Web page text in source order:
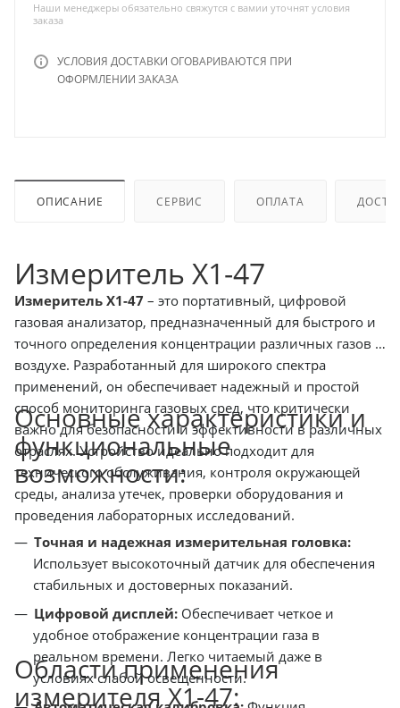
Наши менеджеры обязательно свяжутся с вамии уточнят условия
заказа
УСЛОВИЯ ДОСТАВКИ ОГОВАРИВАЮТСЯ ПРИ
ОФОРМЛЕНИИ ЗАКАЗА
ОПИСАНИЕ СЕРВИС ОПЛАТА
Измеритель Х1-47
Измеритель Х1-47 – это портативный, цифровой
газовая анализатор, предназначенный для быстрого и
точного определения концентрации различных газов в
воздухе. Разработанный для широкого спектра
применений, он обеспечивает надежный и простой
способ мониторинга газовых сред, что критически
важно для безопасности и эффективности в различных
отраслях. Устройство идеально подходит для
технического обслуживания, контроля окружающей
среды, анализа утечек, проверки оборудования и
проведения лабораторных исследований.
Основные характеристики и
функциональные
возможности:
Точная и надежная измерительная головка:
Использует высокоточный датчик для обеспечения
стабильных и достоверных показаний.
Цифровой дисплей: Обеспечивает четкое и
удобное отображение концентрации газа в
реальном времени. Легко читаемый даже в
условиях слабой освещенности.
Области применения
измерителя Х1-47: